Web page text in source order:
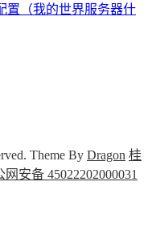
置（我的世界服务器什
Theme By Dragon 桂
网安备 45022202000031